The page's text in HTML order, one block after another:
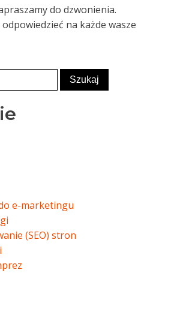
do dzwonienia.
odpowiedzieć na każde wasze
e-marketingu
(SEO) stron